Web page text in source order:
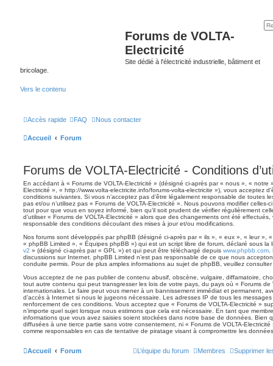
Forums de VOLTA-
Electricité
Site dédié à l'électricité industrielle, bâtiment et
bricolage.
Vers le contenu
Accès rapide FAQ Nous contacter
Accueil Forum
Forums de VOLTA-Electricité - Conditions
En accédant à « Forums de VOLTA-Electricité » (désigné ci-après par « nous », « notre
Electricité », « http://www.volta-electricite.info/forums-volta-electricite »), vous acceptez
conditions suivantes. Si vous n’acceptez pas d’être légalement responsable de toutes
pas et/ou n’utilisez pas « Forums de VOLTA-Electricité ». Nous pouvons modifier celles-
tout pour que vous en soyez informé, bien qu’il soit prudent de vérifier régulièrement
d’utiliser « Forums de VOLTA-Electricité » alors que des changements ont été
responsable des conditions découlant des mises à jour et/ou modifications.
Nos forums sont développés par phpBB (désigné ci-après par « ils », « eux », « leur »,
« phpBB Limited », « Équipes phpBB ») qui est un script libre de forum, déclaré sous la
v2 » (désigné ci-après par « GPL ») et qui peut être téléchargé depuis www.phpbb.com
discussions sur Internet. phpBB Limited n’est pas responsable de ce que nous
conduite permis. Pour de plus amples informations au sujet de phpBB, veuillez
Vous acceptez de ne pas publier de contenu abusif, obscène, vulgaire, diffamatoire,
tout autre contenu qui peut transgresser les lois de votre pays, du pays où « Forums de
internationales. Le faire peut vous mener à un bannissement immédiat et permanent,
d’accès à Internet si nous le jugeons nécessaire. Les adresses IP de tous les
renforcement de ces conditions. Vous acceptez que « Forums de VOLTA-Electricité »
n’importe quel sujet lorsque nous estimons que cela est nécessaire. En tant que
informations que vous avez saisies soient stockées dans notre base de données. Bien
diffusées à une tierce partie sans votre consentement, ni « Forums de VOLTA-
comme responsables en cas de tentative de piratage visant à compromettre les
Accueil Forum Supprimer
Membres
L’équipe du forum